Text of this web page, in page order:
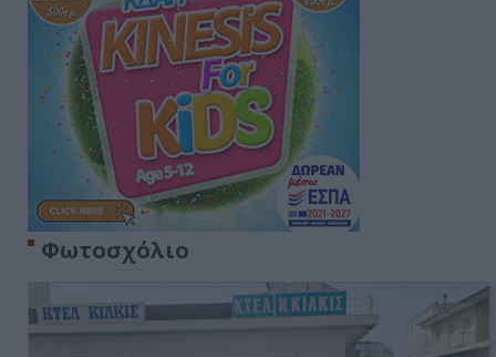
Φωτοσχόλιο